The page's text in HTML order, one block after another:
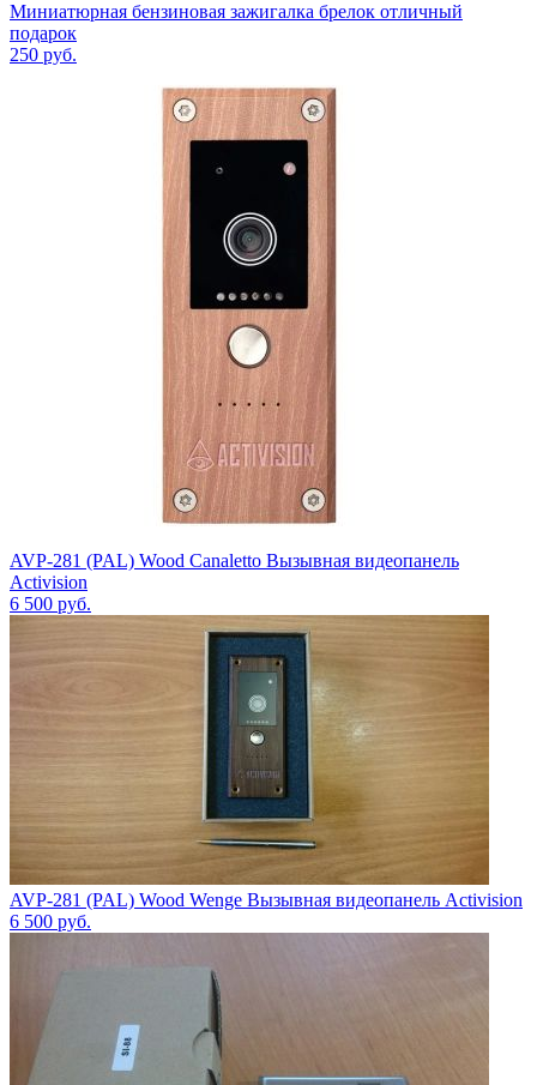
Миниатюрная бензиновая зажигалка брелок отличный
подарок
250 руб.
AVP-281 (PAL) Wood Canaletto Вызывная видеопанель
Activision
6 500 руб.
AVP-281 (PAL) Wood Wenge Вызывная видеопанель Activision
6 500 руб.